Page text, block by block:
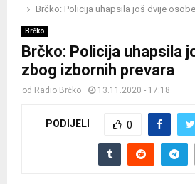
Brčko: Policija uhapsila još dvije
Brčko
Brčko: Policija uhapsila
zbog izbornih prevara
od Radio Brčko 13.11.2020 - 17:18
PODIJELI 0